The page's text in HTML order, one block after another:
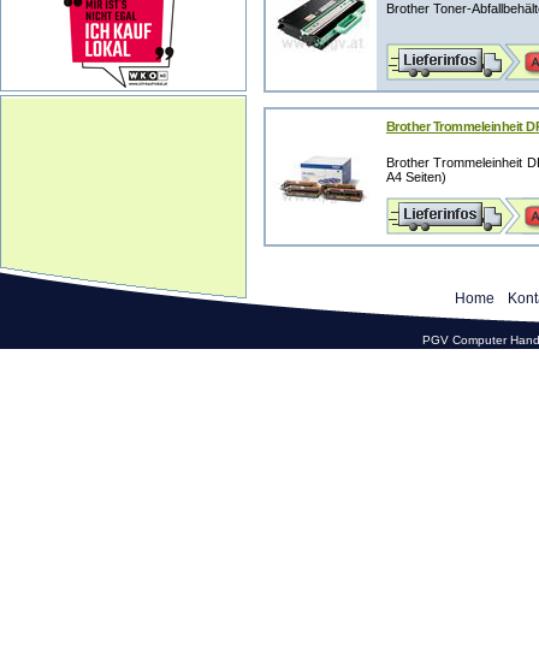
Brother Toner-
Brother Trommeleinheit
Brother Trommeleinheit
A4 Seiten)
Home
PGV Computer